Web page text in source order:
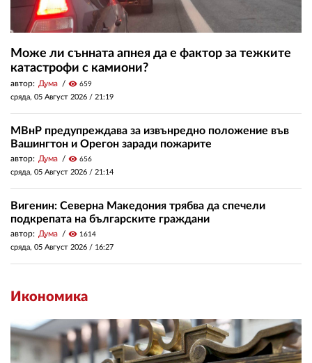
Може ли сънната апнея да е фактор за тежките
катастрофи с камиони?
автор: Дума visibility 659
сряда, 05 Август 2026 / 21:19
МВнР предупреждава за извънредно положение във
Вашингтон и Орегон заради пожарите
автор: Дума visibility 656
сряда, 05 Август 2026 / 21:14
Вигенин: Северна Македония трябва да спечели
подкрепата на българските граждани
автор: Дума visibility 1614
сряда, 05 Август 2026 / 16:27
Икономика